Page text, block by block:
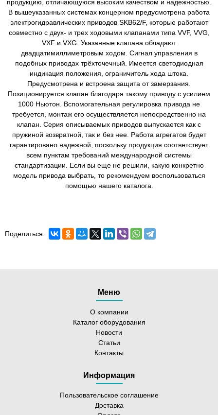
продукцию, отличающуюся высоким качеством и надежностью.
В вышеуказанных системах концерном предусмотрена работа
электрогидравлических приводов SKB62/F, которые работают
совместно с двух- и трех ходовыми клапанами типа VVF, VVG,
VXF и VXG. Указанные клапана обладают
двадцатимиллиметровым ходом. Сигнал управления в
подобных приводах трёхточечный. Имеется светодиодная
индикация положения, ограничитель хода штока.
Предусмотрена и встроена защита от замерзания.
Позиционируется клапан благодаря такому приводу с усилием
1000 Ньютон. Вспомогательная регулировка привода не
требуется, монтаж его осуществляется непосредственно на
клапан. Серия описываемых приводов выпускается как с
пружиной возвратной, так и без нее. Работа агрегатов будет
гарантировано надежной, поскольку продукция соответствует
всем пунктам требований международной системы
стандартизации. Если вы еще не решили, какую конкретно
модель привода выбрать, то рекомендуем воспользоваться
помощью нашего каталога.
Поделиться:
Меню
О компании
Каталог оборудования
Новости
Статьи
Контакты
Информация
Пользовательское соглашение
Доставка